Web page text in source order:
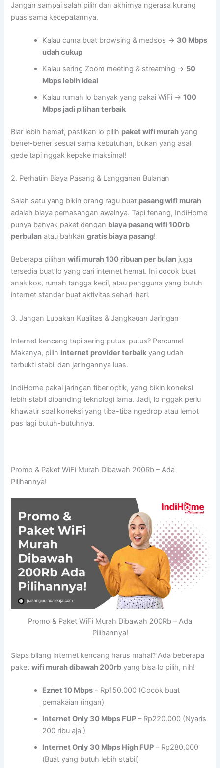
Jangan sampai salah pilih dan akhirnya ngerasa kurang
puas sama kecepatannya.
Kalau cuma buat browsing & medsos → 30 Mbps
udah cukup
Kalau sering Zoom meeting & streaming → 50
Mbps lebih ideal
Kalau rumah lo banyak yang pakai WiFi →100
Mbps jadi pilihan terbaik
Biar lebih hemat, pastikan lo pilih paket wifi murah yang
bener-bener sesuai sama kebutuhan, bukan yang asal
gede tapi nggak kepake maksimal!
2. Perhatiin Biaya Pasang & Langganan Bulanan
Salah satu yang bikin orang ragu buat pasang wifi murah
adalah biaya pemasangan awalnya. Tapi tenang, IndiHome
punya banyak paket dengan biaya pasang wifi 100rb
perbulan atau bahkangratis biaya pasang!
Beberapa pilihanwifi murah 100 ribuan per bulan juga
tersedia buat lo yang cari internet hemat. Ini cocok buat
anak kos, rumah tangga kecil, atau pengguna yang butuh
internet standar buat aktivitas sehari-hari.
3. Jangan Lupakan Kualitas & Jangkauan Jaringan
Internet kencang tapi sering putus-putus? Percuma!
Makanya, pilih internet provider terbaik yang udah
terbukti stabil dan jaringannya luas.
IndiHome pakai jaringan fiber optik, yang bikin koneksi
lebih stabil dibanding teknologi lama. Jadi, lo nggak perlu
khawatir soal koneksi yang tiba-tiba ngedrop atau lemot
pas lagi butuh-butuhnya.
Promo & Paket WiFi Murah Dibawah 200Rb – Ada
Pilihannya!
Promo & Paket WiFi Murah Dibawah 200Rb – Ada
Pilihannya!
Siapa bilang internet kencang harus mahal? Ada beberapa
paketwifi murah dibawah 200rb yang bisa lo pilih, nih!
Eznet 10 Mbps – Rp150.000 (Cocok buat
pemakaian ringan)
Internet Only 30 Mbps FUP – Rp220.000 (Nyaris
200 ribu aja!)
Internet Only 30 Mbps High FUP – Rp280.000
(Buat yang butuh lebih stabil)